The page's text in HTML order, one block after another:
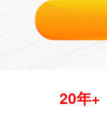
20年+